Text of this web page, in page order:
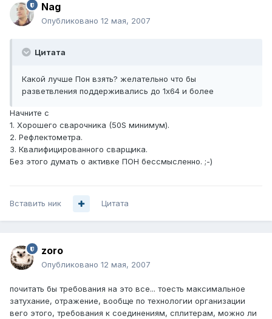
Nag
Опубликовано 12 мая, 2007
Цитата
Какой лучше Пон взять? желательно что бы
разветвления поддерживались до 1x64 и более
Начните с
1. Хорошего сварочника (50S минимум).
2. Рефлектометра.
3. Квалифицированного сварщика.
Без этого думать о активке ПОН бессмысленно. ;-)
Вставить ник Цитата
zoro
Опубликовано 12 мая, 2007
почитать бы требования на это все... тоесть максимальное
затухание, отражение, вообще по технологии организации
вего этого, требования к соединениям, сплитерам, можно ли